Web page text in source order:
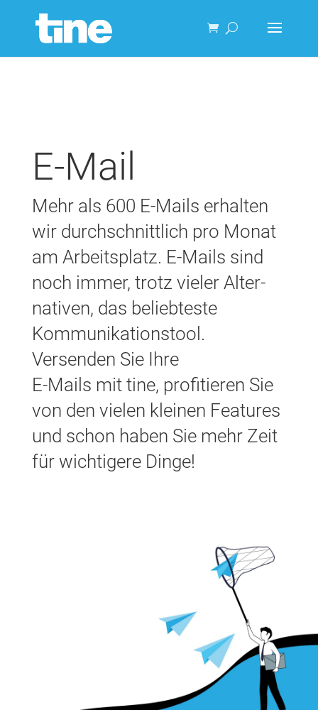
E-Mail
Mehr als 600 E-Mails erhalten
wir durch­schnitt­lich pro Monat
am Arbeits­platz. E-Mails sind
noch immer, trotz vieler Alter­
nativen, das belieb­teste
Kommu­nika­tions­tool.
Versenden Sie Ihre
E-Mails mit tine, profitieren Sie
von den vielen kleinen Features
und schon haben Sie mehr Zeit
für wichtigere Dinge!